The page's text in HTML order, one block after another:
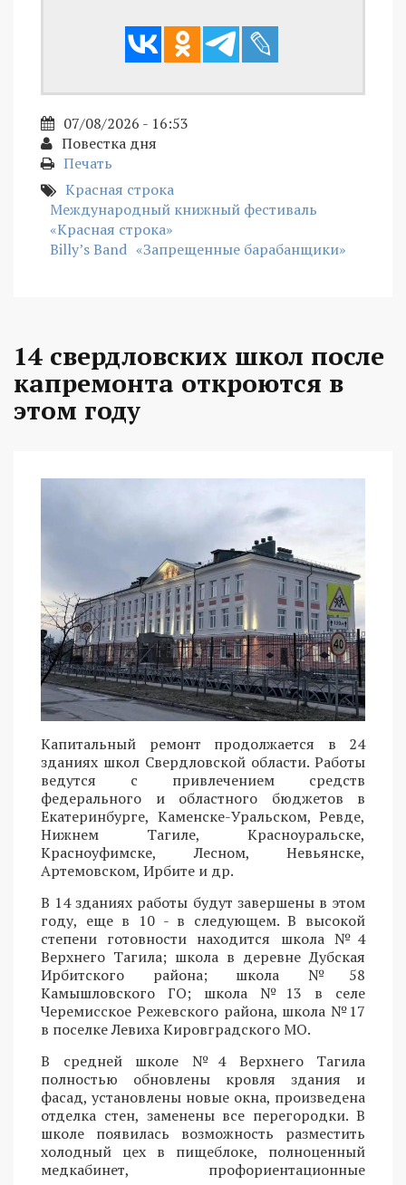
07/08/2026 - 16:53
Повестка дня
Печать
Красная строка
Международный книжный фестиваль
«Красная строка»
Billy’s Band «Запрещенные барабанщики»
14 свердловских школ после
капремонта откроются в
этом году
Капитальный ремонт продолжается в 24
зданиях школ Свердловской области. Работы
ведутся с привлечением средств
федерального и областного бюджетов в
Екатеринбурге, Каменске-Уральском, Ревде,
Нижнем Тагиле, Красноуральске,
Красноуфимске, Лесном, Невьянске,
Артемовском, Ирбите и др.
В 14 зданиях работы будут завершены в этом
году, еще в 10 - в следующем. В высокой
степени готовности находится школа №4
Верхнего Тагила; школа в деревне Дубская
Ирбитского района; школа №58
Камышловского ГО; школа №13 в селе
Черемисское Режевского района, школа №17
в поселке Левиха Кировградского МО.
В средней школе №4 Верхнего Тагила
полностью обновлены кровля здания и
фасад, установлены новые окна, произведена
отделка стен, заменены все перегородки. В
школе появилась возможность разместить
холодный цех в пищеблоке, полноценный
медкабинет, профориентационные